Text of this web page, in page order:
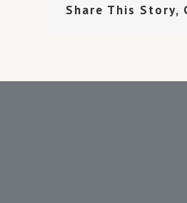
Share This Story,